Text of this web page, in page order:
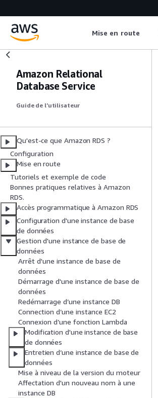
Mise en route
Amazon Relational
Database Service
Guide de l’utilisateur
Qu'est-ce que Amazon RDS ?
Configuration
Mise en route
Tutoriels et exemple de code
Bonnes pratiques relatives à Amazon
RDS.
Accès programmatique à Amazon RDS
Configuration d'une instance de base
de données
Gestion d'une instance de base de
données
Arrêt d'une instance de base de
données
Démarrage d'une instance de base de
données
Redémarrage d’une instance DB
Connection d’une instance EC2
Connexion d’une fonction Lambda
Modification d'une instance de base
de données
Entretien d’une instance de base de
données
Mise à niveau de la version du moteur
Affectation d'un nouveau nom à une
instance DB